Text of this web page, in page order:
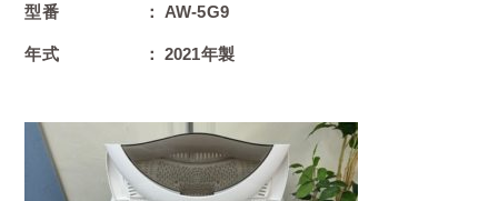
型番 ： AW-5G9
年式 ： 2021年製